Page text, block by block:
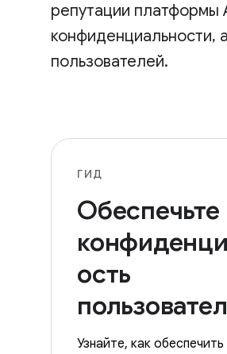
репутации платформы
конфиденциальности,
пользователей.
ГИД
Обеспечьте
ость
Узнайте, как обеспечить